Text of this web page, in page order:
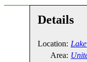
Details
Location:
Area: